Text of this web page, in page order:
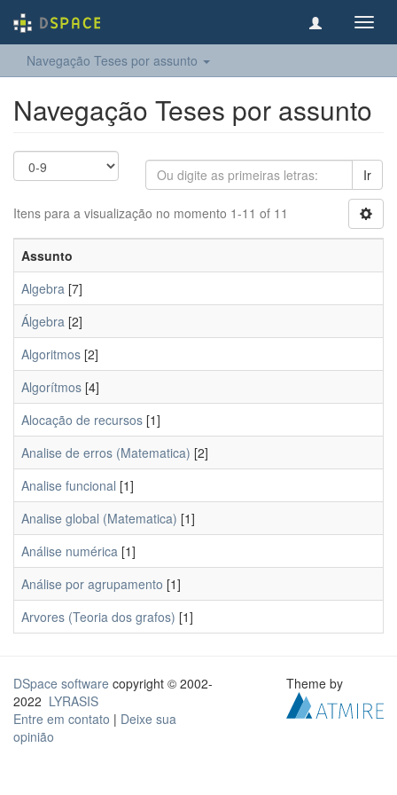
Navegação Teses por assunto
Navegação Teses por assunto
Ir
Itens para a visualização no momento 1-11 of 11
Assunto
Algebra [7]
Álgebra [2]
Algoritmos [2]
Algorítmos [4]
Alocação de recursos [1]
Analise de erros (Matematica) [2]
Analise funcional [1]
Analise global (Matematica) [1]
Análise numérica [1]
Análise por agrupamento [1]
Arvores (Teoria dos grafos) [1]
DSpace software copyright © 2002-
2022 LYRASIS
Entre em contato | Deixe sua
opinião
Theme by